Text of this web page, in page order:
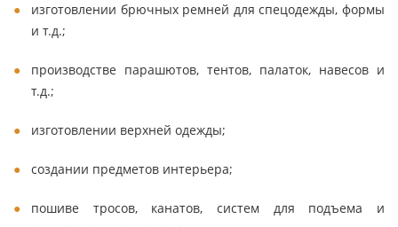
изготовлении брючных ремней для спецодежды, формы
и т.д.;
производстве парашютов, тентов, палаток, навесов и
т.д.;
изготовлении верхней одежды;
создании предметов интерьера;
пошиве тросов, канатов, систем для подъема и